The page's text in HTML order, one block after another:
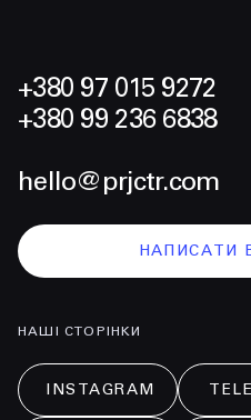
+380 97 015 9272
+380 99 236 6838
hello@prjctr.com
НАПИСАТИ В
НАШІ СТОРІНКИ
INSTAGRAM